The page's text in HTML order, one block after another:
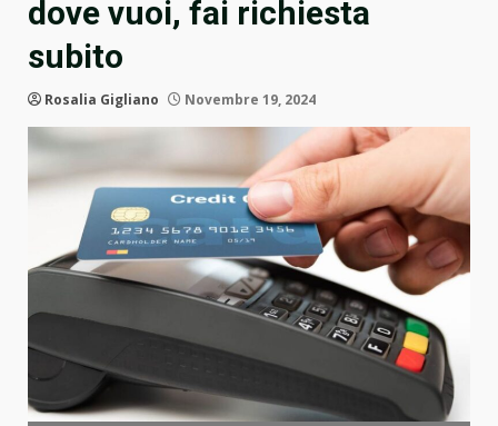
dove vuoi, fai richiesta
subito
Rosalia Gigliano Novembre 19, 2024